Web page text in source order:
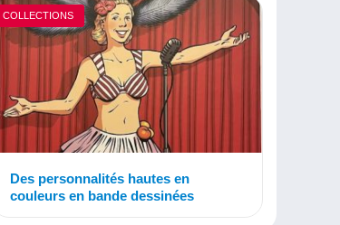
COLLECTIONS
Des personnalités hautes en
couleurs en bande dessinées